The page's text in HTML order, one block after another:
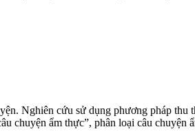
Nghiên cứu sử dụng phương pháp
ẩm thực”, phân loại câu chuyện